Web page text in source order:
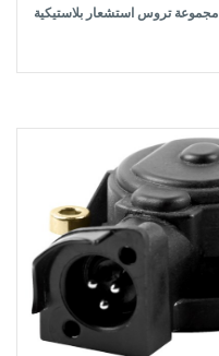
مجموعة تروس استشعار بلاستيكية